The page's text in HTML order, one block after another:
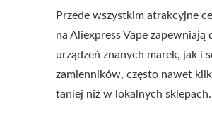
Przede wszystkim atrakcyjne
na Aliexpress Vape zapewniają
urządzeń znanych marek, jak i
zamienników, często nawet
taniej niż w lokalnych sklepach.